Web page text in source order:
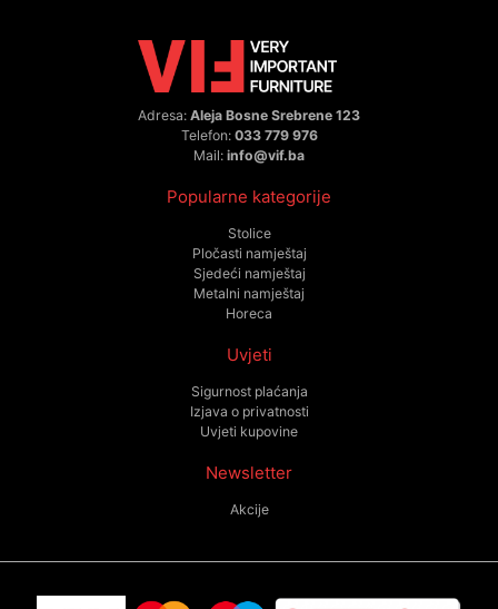
Adresa: Aleja Bosne Srebrene 123
Telefon: 033 779 976
Mail: info@vif.ba
Popularne kategorije
Stolice
Pločasti namještaj
Sjedeći namještaj
Metalni namještaj
Horeca
Uvjeti
Sigurnost plaćanja
Izjava o privatnosti
Uvjeti kupovine
Newsletter
Akcije